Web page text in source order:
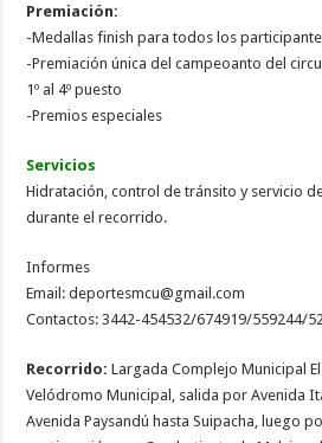
Premiación:
-Medallas finish para todos los
-Premiación única del campeoanto del
1º al 4º puesto
-Premios especiales
Servicios
Hidratación, control de tránsito y servicio
durante el recorrido.
Informes
Email: deportesmcu@gmail.com
Contactos: 3442-454532/674919/559244/
Recorrido: Largada Complejo Municipal
Velódromo Municipal, salida por Avenida
Avenida Paysandú hasta Suipacha, luego